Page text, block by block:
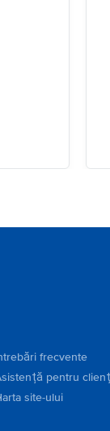
frecvente
pentru
site-ului